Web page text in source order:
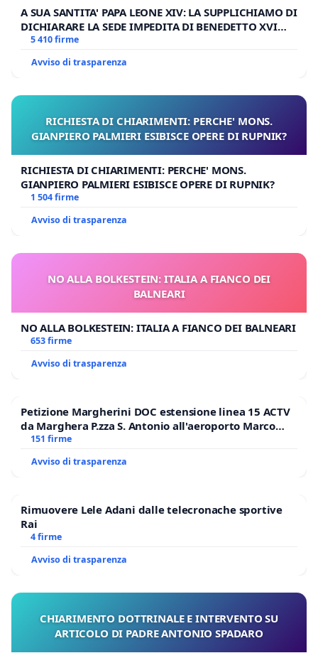
A SUA SANTITA' PAPA LEONE XIV: LA SUPPLICHIAMO DI
DICHIARARE LA SEDE IMPEDITA DI BENEDETTO XVI
E/O DI FAR APRIRE IL RELATIVO PROCESSO
5 410 firme
Avviso di trasparenza
RICHIESTA DI CHIARIMENTI: PERCHE' MONS.
GIANPIERO PALMIERI ESIBISCE OPERE DI RUPNIK?
RICHIESTA DI CHIARIMENTI: PERCHE' MONS.
GIANPIERO PALMIERI ESIBISCE OPERE DI RUPNIK?
1 504 firme
Avviso di trasparenza
NO ALLA BOLKESTEIN: ITALIA A FIANCO DEI
BALNEARI
NO ALLA BOLKESTEIN: ITALIA A FIANCO DEI BALNEARI
653 firme
Avviso di trasparenza
Petizione Margherini DOC estensione linea 15 ACTV
da Marghera P.zza S. Antonio all'aeroporto Marco
Polo tariffa a € 1,50
151 firme
Avviso di trasparenza
Rimuovere Lele Adani dalle telecronache sportive
Rai
4 firme
Avviso di trasparenza
CHIARIMENTO DOTTRINALE E INTERVENTO SU
ARTICOLO DI PADRE ANTONIO SPADARO